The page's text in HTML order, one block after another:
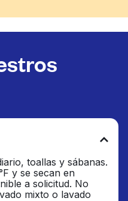
toallas y sábanas.
y se secan en
a solicitud. No
mixto o lavado